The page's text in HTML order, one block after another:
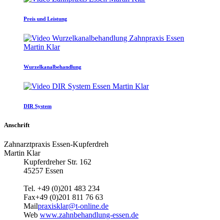
Preis und Leistung
Wurzelkanalbehandlung
DIR System
Anschrift
Zahnarztpraxis Essen-Kupferdreh
Martin Klar
Kupferdreher Str. 162
45257 Essen
Tel. +49 (0)201 483 234
Fax+49 (0)201 811 76 63
Mailpraxisklar@t-online.de
Web www.zahnbehandlung-essen.de